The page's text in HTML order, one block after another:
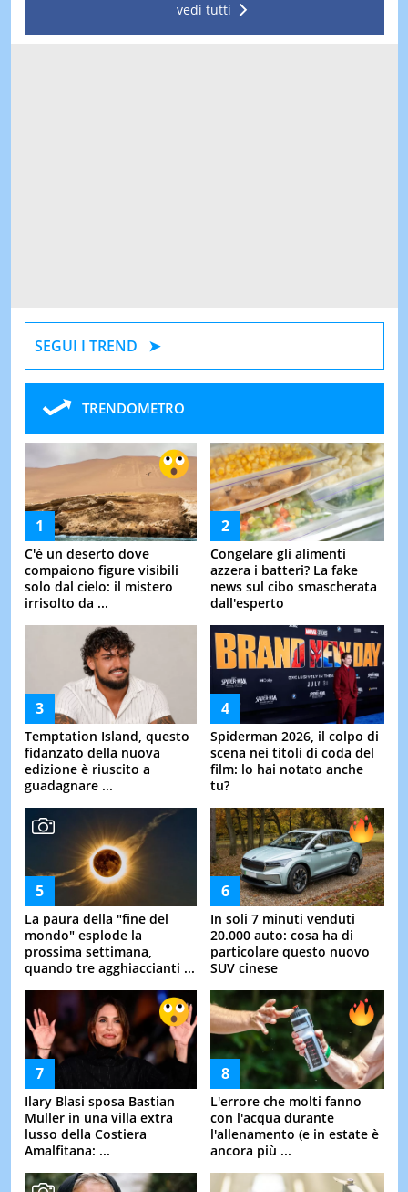
vedi tutti
SEGUI I TREND
TRENDOMETRO
C'è un deserto dove
compaiono figure visibili
solo dal cielo: il mistero
irrisolto da ...
Congelare gli alimenti
azzera i batteri? La fake
news sul cibo smascherata
dall'esperto
Temptation Island, questo
fidanzato della nuova
edizione è riuscito a
guadagnare ...
Spiderman 2026, il colpo di
scena nei titoli di coda del
film: lo hai notato anche
tu?
La paura della "fine del
mondo" esplode la
prossima settimana,
quando tre agghiaccianti ...
In soli 7 minuti venduti
20.000 auto: cosa ha di
particolare questo nuovo
SUV cinese
Ilary Blasi sposa Bastian
Muller in una villa extra
lusso della Costiera
Amalfitana: ...
L'errore che molti fanno
con l'acqua durante
l'allenamento (e in estate è
ancora più ...